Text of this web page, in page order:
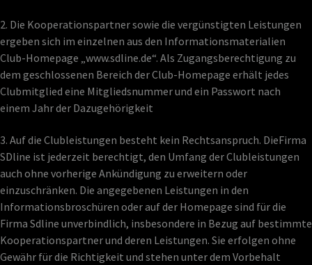
2. Die Kooperationspartner sowie die vergünstigten Leistungen
ergeben sich im einzelnen aus den Informationsmaterialien
Club-Homepage „www.sdline.de“. Als Zugangsberechtigung zu
dem geschlossenen Bereich der Club-Homepage erhält jedes
Clubmitglied eine Mitgliedsnummer und ein Passwort nach
einem Jahr der Dazugehörigkeit
3. Auf die Clubleistungen besteht kein Rechtsanspruch. DieFirma
SDline ist jederzeit berechtigt, den Umfang der Clubleistungen
auch ohne vorherige Ankündigung zu erweitern oder
einzuschränken. Die angegebenen Leistungen in den
Informationsbroschüren oder auf der Homepage sind für die
Firma Sdline unverbindlich, insbesondere in Bezug auf bestimmte
Kooperationspartner und deren Leistungen. Sie erfolgen ohne
Gewähr für die Richtigkeit und stehen unter dem Vorbehalt